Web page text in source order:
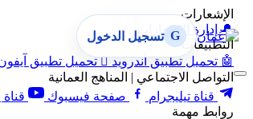
الإشعارات
🔔 إدارة الإشعارات
التطبيقات
🤖 تحميل تطبيق أندرويد  تحميل تطبيق
التواصل الاجتماعي | المناهج العمانية
قناة تيليجرام
صفحة فيسبوك
روابط مهمة
G تسجيل الدخول